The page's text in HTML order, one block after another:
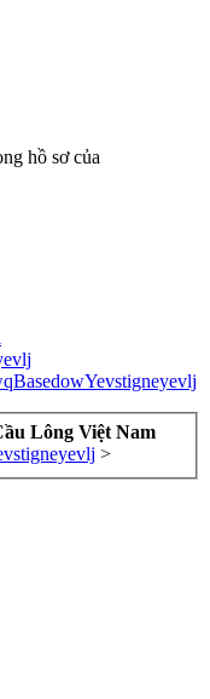
hồ sơ của
Lông Việt Nam
>